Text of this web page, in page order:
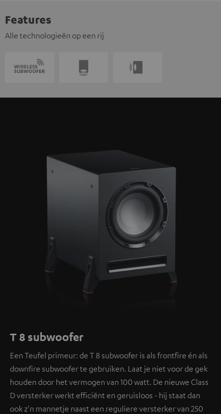
Features
Alle technologieën op een rij
T 8 subwoofer
Een Teufel primeur: de T 8 subwoofer is als frontfire én als
downfire subwoofer te gebruiken. Laat je niet voor de gek
houden door het vermogen van 100 watt. De nieuwe Class
D versterker werkt efficiënt en geruisloos - hij staat dan
ook z'n mannetje naast een reguliere versterker van 250